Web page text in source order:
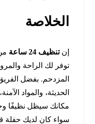
الخلاصة
إنتنظيف 24 ساعة
توفر لك الراحة
المزدحم. بفضل
الحديثة، والمواد
مكانك سيظل نظيفًا
سواء كان لديك حفلة